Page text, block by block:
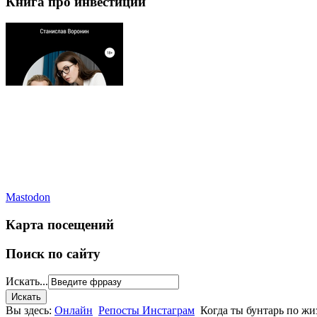
Mastodon
Карта посещений
Поиск по сайту
Искать...
Вы здесь: Онлайн Репосты Инстаграм Когда ты бунтарь по